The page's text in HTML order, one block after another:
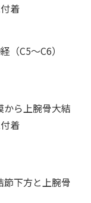
着
（C5〜C6）
ら上腕骨大結
着
下方と上腕骨